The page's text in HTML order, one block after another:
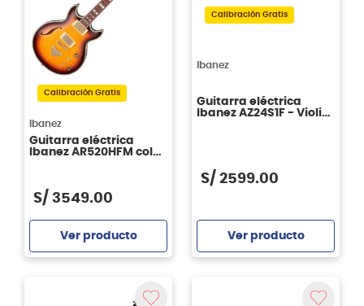
Calibración Gratis
Ibanez
Guitarra eléctrica
Ibanez AR520HFM color
S/ 3549.00
Ver producto
Calibración Gratis
Ibanez
Guitarra eléctrica
Ibanez AZ24S1F - Violin
S/ 2599.00
Ver producto